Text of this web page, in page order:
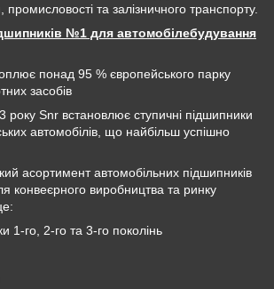
та залізничного транспорту.
№1 для автомобілебудування
понад 95 % європейського парку
засобів
Snr встановлює ступичні підшипники
автомобілів, що найбільш успішно
асортимент автомобільних підшипників
конвеєрного виробництва та ринку
1-го, 2-го та 3-го поколінь